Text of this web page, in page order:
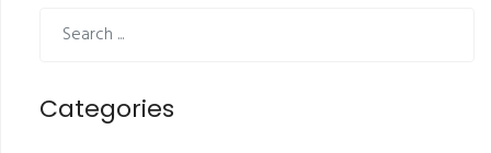
Categories